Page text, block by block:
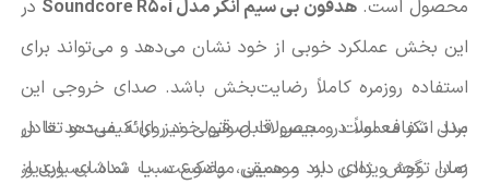
محصول است.هدفون بی سیم انکر مدل Soundcore R50i
در
این بخش عملکرد خوبی از خود نشان می‌دهد و می‌تواند برای
استفاده روزمره کاملاً رضایت‌بخش باشد. صدای خروجی این
مدل شفاف است و بیس قابل قبولی نیز ارائه می‌دهد تا در
زمان گوش دادن به موسیقی، پادکست یا تماشای ویدیو،
برند انکر معمولاً در محصولات صوتی خود روی کیفیت و تعادل
صدا توجه ویژه‌ای دارد و همین موضوع سبب شده بسیاری از